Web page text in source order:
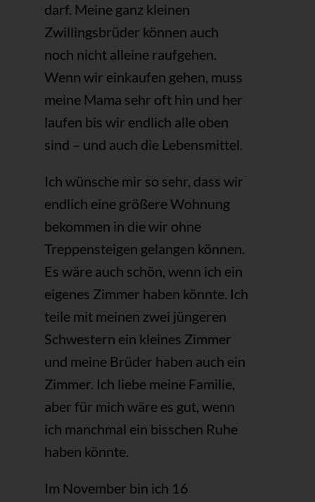
darf. Meine ganz kleinen
Zwillingsbrüder können auch
noch nicht alleine raufgehen.
Wenn wir einkaufen gehen, muss
meine Mama sehr oft hin und her
laufen bis wir endlich alle oben
sind – und auch die Lebensmittel.
Ich wünsche mir so sehr, dass wir
endlich eine größere Wohnung
bekommen in die wir ohne
Treppensteigen gelangen können.
Es wäre auch schön, wenn ich ein
eigenes Zimmer haben könnte. Ich
teile mit meinen zwei jüngeren
Schwestern ein kleines Zimmer
und meine Brüder haben auch ein
Zimmer. Ich liebe meine Familie,
aber für mich wäre es gut, wenn
ich manchmal ein bisschen Ruhe
haben könnte.
Im November bin ich 16